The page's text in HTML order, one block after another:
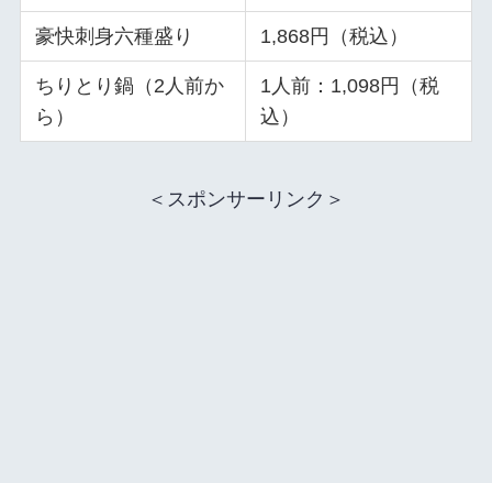
豪快刺身六種盛り 1,868円（税込）
ちりとり鍋（2人前か
ら）
1人前：1,098円（税
込）
＜スポンサーリンク＞